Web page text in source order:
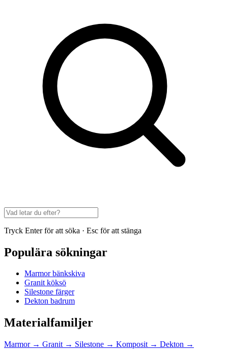
Tryck Enter för att söka · Esc för att stänga
Populära sökningar
Marmor bänkskiva
Granit köksö
Silestone färger
Dekton badrum
Materialfamiljer
Marmor → Granit → Silestone → Komposit → Dekton →